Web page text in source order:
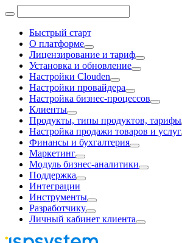
Быстрый старт
О платформе
Лицензирование и тариф
Установка и обновление
Настройки Clouden
Настройки провайдера
Настройка бизнес-процессов
Клиенты
Продукты, типы продуктов, тарифы
Настройка продажи товаров и услуг
Финансы и бухгалтерия
Маркетинг
Модуль бизнес-аналитики
Поддержка
Интеграции
Инструменты
Разработчику
Личный кабинет клиента